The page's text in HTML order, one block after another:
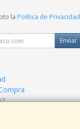
la Política de Privacidad
Enviar